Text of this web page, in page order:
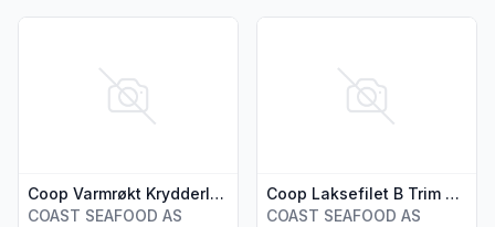
Coop Varmrøkt Krydderlaks i Bit
COAST SEAFOOD AS
Coop Laksefilet B Trim 0,7-1,8kg
COAST SEAFOOD AS